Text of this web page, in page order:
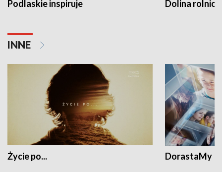
Podlaskie inspiruje Dolina
INNE
Życie po... DorastaMy